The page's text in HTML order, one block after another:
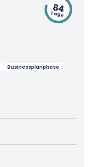
84
Tage
Businessplanphase